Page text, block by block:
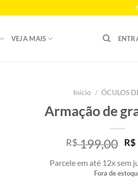
VEJA MAIS
Início / ÓCULOS
Armação de
R$199,00 O
R$
Parcele em até 12x sem
Fora de